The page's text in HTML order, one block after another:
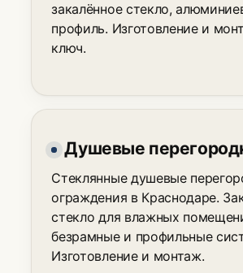
закалённое стекло,
профиль. Изготовление и
ключ.
Душевые
Стеклянные душевые
ограждения в Краснодаре.
стекло для влажных
безрамные и профильные
Изготовление и монтаж.